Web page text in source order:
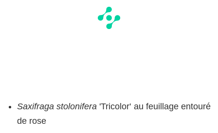
Saxifraga stolonifera 'Tricolor' au feuillage entouré
de rose